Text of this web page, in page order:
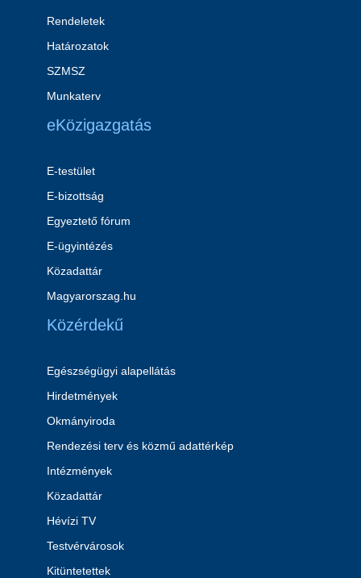
Rendeletek
Határozatok
SZMSZ
Munkaterv
eKözigazgatás
E-testület
E-bizottság
Egyeztető fórum
E-ügyintézés
Közadattár
Magyarorszag.hu
Közérdekű
Egészségügyi alapellátás
Hirdetmények
Okmányiroda
Rendezési terv és közmű adattérkép
Intézmények
Közadattár
Hévízi TV
Testvérvárosok
Kitüntetettek